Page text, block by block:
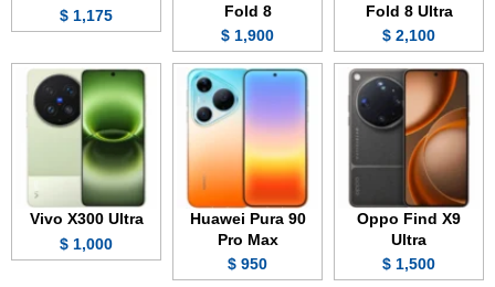
Fold 8 Ultra
2,100 $
Fold 8
1,900 $
1,175 $
Oppo Find X9
Ultra
1,500 $
Huawei Pura 90
Pro Max
950 $
Vivo X300 Ultra
1,000 $